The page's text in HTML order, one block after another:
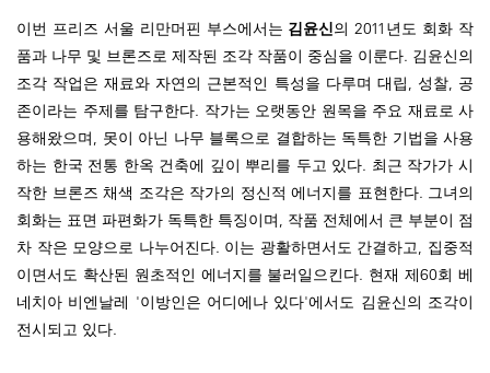
이번 프리즈 서울 리만머핀 부스에서는 김윤신의 2011년도 회화 작
품과 나무 및 브론즈로 제작된 조각 작품이 중심을 이룬다. 김윤신의
조각 작업은 재료와 자연의 근본적인 특성을 다루며 대립, 성찰, 공
존이라는 주제를 탐구한다. 작가는 오랫동안 원목을 주요 재료로 사
용해왔으며, 못이 아닌 나무 블록으로 결합하는 독특한 기법을 사용
하는 한국 전통 한옥 건축에 깊이 뿌리를 두고 있다. 최근 작가가 시
작한 브론즈 채색 조각은 작가의 정신적 에너지를 표현한다. 그녀의
회화는 표면 파편화가 독특한 특징이며, 작품 전체에서 큰 부분이 점
차 작은 모양으로 나누어진다. 이는 광활하면서도 간결하고, 집중적
이면서도 확산된 원초적인 에너지를 불러일으킨다. 현재 제60회 베
네치아 비엔날레 '이방인은 어디에나 있다'에서도 김윤신의 조각이
전시되고 있다.